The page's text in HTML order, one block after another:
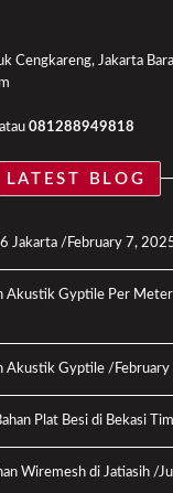
Cengkareng, Jakarta
atau 081288949818
LATEST BLOG
Jakarta February 7,
Akustik Gyptile Per
Akustik Gyptile
Plat Besi di Bekasi
Wiremesh di Jatiasih